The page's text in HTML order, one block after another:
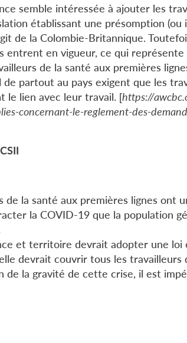
semble intéressée à ajouter les
établissant une présomption
de la Colombie-Britannique.
entrent en vigueur, ce qui
de la santé aux premières
partout au pays exigent que les
le lien avec leur travail. [https://
concernant-le-reglement-des-
de la santé aux premières lignes ont
la COVID-19 que la population
et territoire devrait adopter une loi
devrait couvrir tous les
de la gravité de cette crise, il est